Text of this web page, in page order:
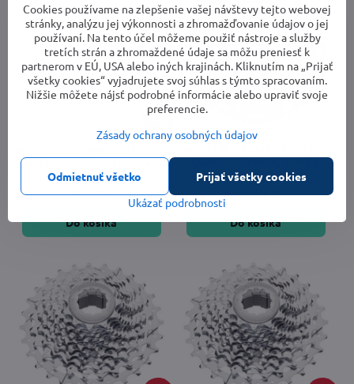
10%
SERIES CS-G110 11sp. 11-28 z.
Skladom
38,60 €
Do košíka
CS-H104 10-kolo, 11-48 z.
Skladom
39,99 €
Do košíka
Cookies používame na zlepšenie vašej návštevy tejto webovej
stránky, analýzu jej výkonnosti a zhromažďovanie údajov o jej
používaní. Na tento účel môžeme použiť nástroje a služby
tretích strán a zhromaždené údaje sa môžu preniesť k
partnerom v EÚ, USA alebo iných krajinách. Kliknutím na „Prijať
všetky cookies“ vyjadrujete svoj súhlas s týmto spracovaním.
Nižšie môžete nájsť podrobné informácie alebo upraviť svoje
preferencie.
Zásady ochrany osobných údajov
Ukázať podrobnosti
Prijať všetky cookies
Odmietnuť všetko